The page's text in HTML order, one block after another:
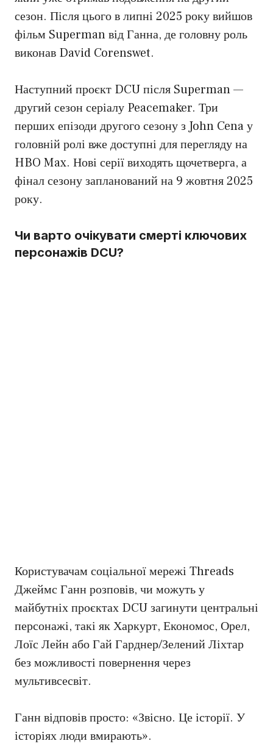
сезон. Після цього в липні 2025 року вийшов
фільм Superman від Ганна, де головну роль
виконав David Corenswet.
Наступний проєкт DCU після Superman —
другий сезон серіалу Peacemaker. Три
перших епізоди другого сезону з John Cena у
головній ролі вже доступні для перегляду на
HBO Max. Нові серії виходять щочетверга, а
фінал сезону запланований на 9 жовтня 2025
року.
Чи варто очікувати смерті ключових
персонажів DCU?
Користувачам соціальної мережі Threads
Джеймс Ганн розповів, чи можуть у
майбутніх проєктах DCU загинути центральні
персонажі, такі як Харкурт, Економос, Орел,
Лоїс Лейн або Гай Гарднер/Зелений Ліхтар
без можливості повернення через
мультивсесвіт.
Ганн відповів просто: «Звісно. Це історії. У
історіях люди вмирають».